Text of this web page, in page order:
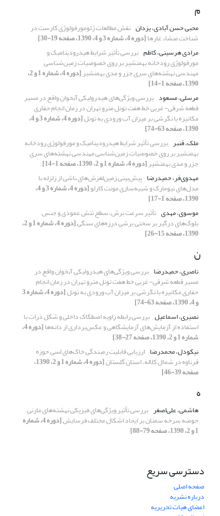
م
محبی حسن­ آبادی، یزدان نقش مطالعات ژئومورفولوژی کارست در
شناخت منشاء غارها[دوره 4، شماره 3 و 4، 1390، صفحه 19-30]
مرادی هرسینی، کاظم بررسی تأثیر شرایط هیدرودینامیک و
مورفولوژی رودخانه بهمنشیر بر روی خصوصیات زمین‌شناسی
مهندسی نهشته‌های سری جزر و مدی بهمنشیر [دوره 4، شماره 1 و 2،
1390، صفحه 1-14]
مرسلی، مسعود بررسی ویژگی‌های هیدرولیکی آبخوان واقع در مسیر
قطعه شرقی- غربی خط هفت تونل مترو تهران در زمان انجام حفاری
مکانیزه با نگرشی بر میزان آب ورودی به تونل [دوره 4، شماره 3 و 4،
1390، صفحه 63-74]
ملک، قنبر بررسی تأثیر شرایط هیدرودینامیک و مورفولوژی رودخانه
بهمنشیر بر روی خصوصیات زمین‌شناسی مهندسی نهشته‌های سری
جزر و مدی بهمنشیر[دوره 4، شماره 1 و 2، 1390، صفحه 1-14]
مهدوی‌فر، حمیدرضا پیش‌بینی زمین‌لغزش‌های ناشی از زلزله با
مدل‌های نیومارک و شبیه‌سازی مونت کارلو [دوره 4، شماره 3 و 4،
1390، صفحه 1-17]
موسوی، مهدی تأثیر سرعت برش، سطح تنش عمودی و جنس
بلوک‌های درگیر بر سختی برشی درزه‌های سنگی [دوره 4، شماره 1 و 2،
1390، صفحه 15-26]
ن
ناصری، حمیدرضا بررسی ویژگی‌های هیدرولیکی آبخوان واقع در
مسیر قطعه شرقی- غربی خط هفت تونل مترو تهران در زمان انجام
حفاری مکانیزه با نگرشی بر میزان آب ورودی به تونل [دوره 4، شماره 3
و 4، 1390، صفحه 63-74]
نصیری، اسماعیل بررسی رابطه زاویه اصطکاک داخلی و شکل ذرات با
استفاده از آزمایش‌های آزمایشگاهی و عکس‌برداری از دانه‌ها [دوره 4،
شماره 1 و 2، 1390، صفحه 27-38]
نیکودل، محمدرضا ارزیابی قابلیت رمبندگی خاک‌های لسی حوزه
قرناوه در شمال کلاله، استان گلستان [دوره 4، شماره 1 و 2، 1390،
صفحه 39-46]
ه
هاشمی، علی‌اصغر بررسی تأثیر ویژگی‌های فیزیکی نهشته‌های مارنی
حوضه سرخه سمنان بر ایجاد اشکال مختلف فرسایش [دوره 4، شماره
1 و 2، 1390، صفحه 79-88]
دسترسی سریع
صفحه اصلی
درباره نشریه
اعضای هیات تحریریه